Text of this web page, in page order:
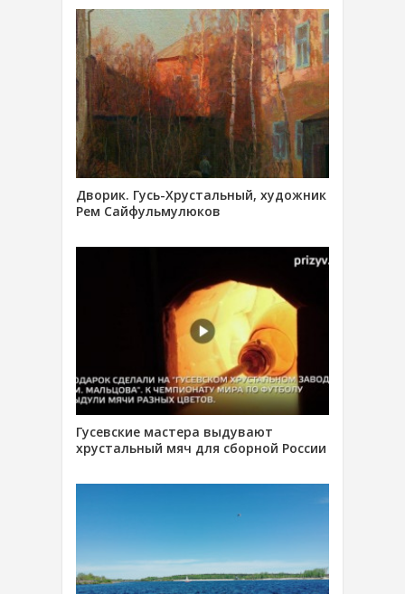
Дворик. Гусь-Хрустальный, художник
Рем Сайфульмулюков
Гусевские мастера выдувают
хрустальный мяч для сборной России